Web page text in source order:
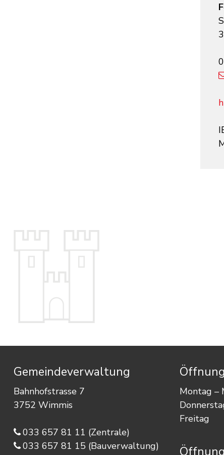
Footer
Gemeindeverwaltung
Bahnhofstrasse 7
3752 Wimmis
033 657 81 11 (Zentrale)
033 657 81 15 (Bauverwaltung)
Montag –
Do
Freitag